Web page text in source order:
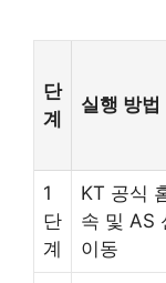
단
계
실행 방법
1
단
계
KT 공식
속 및 AS
이동